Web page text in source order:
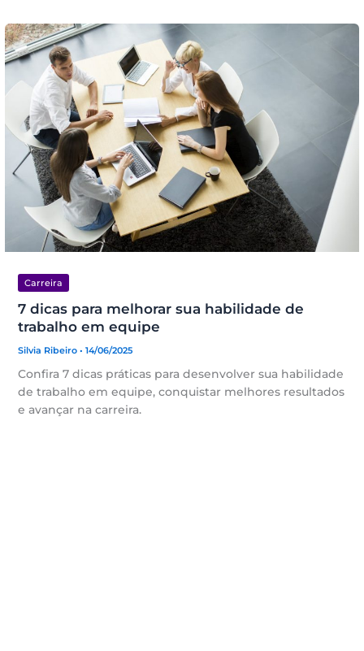
Carreira
7 dicas para melhorar sua habilidade de
trabalho em equipe
Silvia Ribeiro • 14/06/2025
Confira 7 dicas práticas para desenvolver sua habilidade
de trabalho em equipe, conquistar melhores resultados
e avançar na carreira.